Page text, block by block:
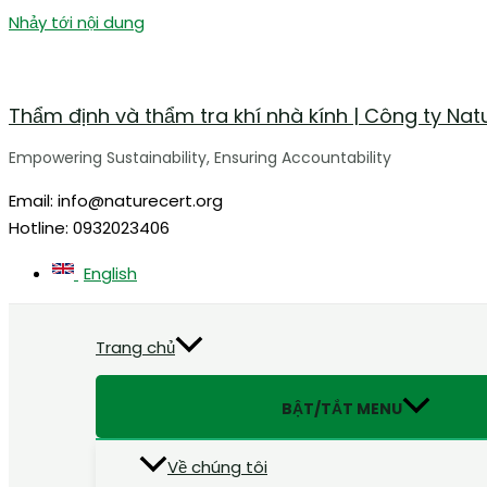
Nhảy tới nội dung
Thẩm định và thẩm tra khí nhà kính | Công ty
Empowering Sustainability, Ensuring Accountability
Email: info@naturecert.org
Hotline: 0932023406
English
Trang chủ
BẬT/TẮT MENU
Về chúng tôi